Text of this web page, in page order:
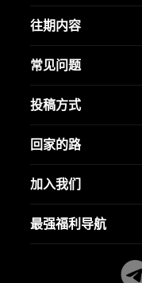
往期内容
常见问题
投稿方式
回家的路
加入我们
最强福利导航